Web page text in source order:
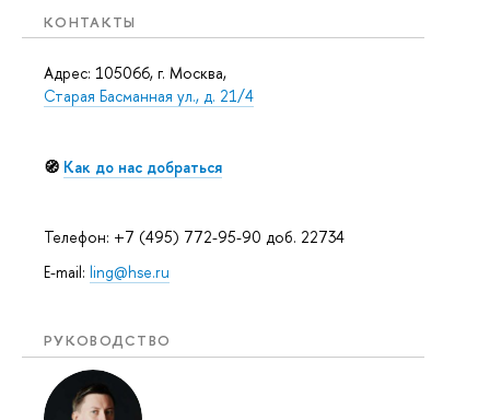
КОНТАКТЫ
Адрес: 105066, г. Москва,
Старая Басманная ул., д. 21/4
🧭 Как до нас добраться
Телефон: +7 (495) 772-95-90 доб. 22734
E-mail: ling@hse.ru
РУКОВОДСТВО